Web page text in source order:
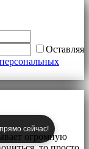
сейчас!
Оставляя
огромную